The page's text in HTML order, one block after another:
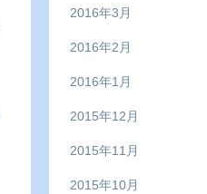
2016年3月
2016年2月
2016年1月
2015年12月
2015年11月
2015年10月